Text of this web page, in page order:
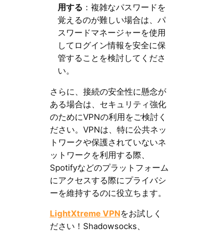
用する ：複雑なパスワードを
覚えるのが難しい場合は、パ
スワードマネージャーを使用
してログイン情報を安全に保
管することを検討してくださ
い。
さらに、接続の安全性に懸念が
ある場合は、セキュリティ強化
のためにVPNの利用をご検討く
ださい。VPNは、特に公共ネッ
トワークや保護されていないネ
ットワークを利用する際、
Spotifyなどのプラットフォーム
にアクセスする際にプライバシ
ーを維持するのに役立ちます。
LightXtreme VPNをお試しく
ださい！Shadowsocks、